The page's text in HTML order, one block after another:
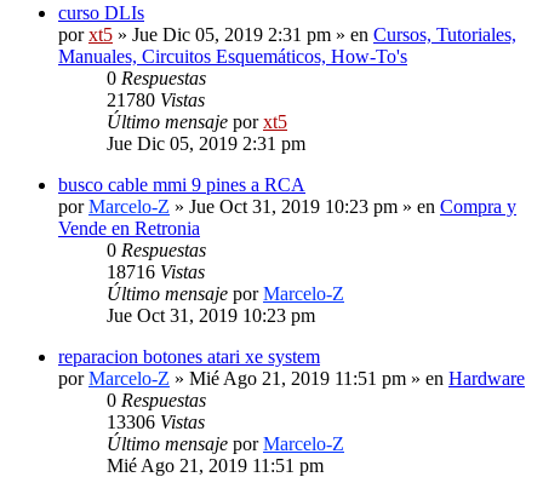
curso DLIs
porxt5 » Jue Dic 05, 2019 2:31 pm » en Cursos, Tutoriales,
Manuales, Circuitos Esquemáticos, How-To's
0 Respuestas
21780 Vistas
Último mensaje porxt5
Jue Dic 05, 2019 2:31 pm
busco cable mmi 9 pines a RCA
porMarcelo-Z » Jue Oct 31, 2019 10:23 pm » en Compra y
Vende en Retronia
0 Respuestas
18716 Vistas
Último mensaje porMarcelo-Z
Jue Oct 31, 2019 10:23 pm
reparacion botones atari xe system
porMarcelo-Z » Mié Ago 21, 2019 11:51 pm » en Hardware
0 Respuestas
13306 Vistas
Último mensaje porMarcelo-Z
Mié Ago 21, 2019 11:51 pm